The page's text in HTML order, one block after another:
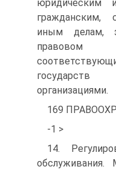
юридическим
иным делам,
правовом
организациями.
169
-1 >
14.